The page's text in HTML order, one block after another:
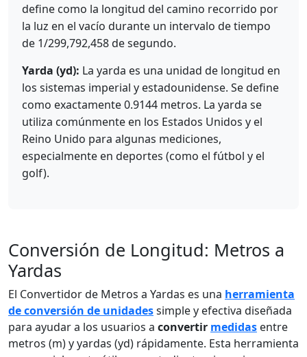
define como la longitud del camino recorrido por
la luz en el vacío durante un intervalo de tiempo
de 1/299,792,458 de segundo.
Yarda (yd): La yarda es una unidad de longitud en
los sistemas imperial y estadounidense. Se define
como exactamente 0.9144 metros. La yarda se
utiliza comúnmente en los Estados Unidos y el
Reino Unido para algunas mediciones,
especialmente en deportes (como el fútbol y el
golf).
Conversión de Longitud: Metros a
Yardas
El Convertidor de Metros a Yardas es una herramienta
de conversión de unidadessimple y efectiva diseñada
para ayudar a los usuarios a convertir medidas entre
metros (m) y yardas (yd) rápidamente. Esta herramienta